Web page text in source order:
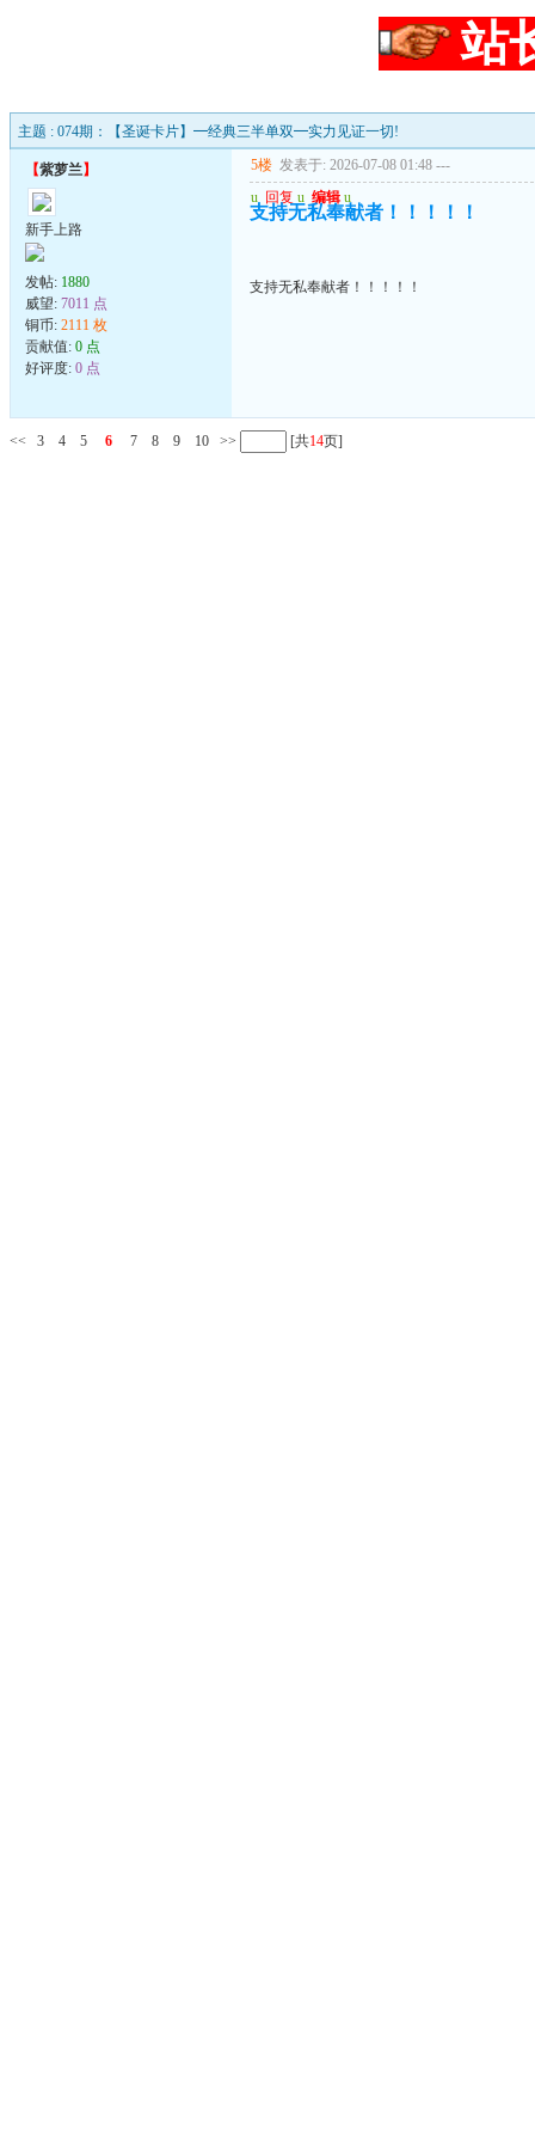
站
主题 : 074期：【圣诞卡片】━经典三半单双━实力见证一切!
【紫萝兰】
新手上路
发帖: 1880
威望: 7011 点
铜币: 2111 枚
贡献值: 0 点
好评度: 0 点
5楼 发表于: 2026-07-08 01:48 ---
u 回复 u 编辑 u
支持无私奉献者！！！！！
支持无私奉献者！！！！！
<< 3 4 5 6 7 8 9 10 >> [共14页]